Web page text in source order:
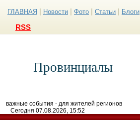
ГЛАВНАЯ Новости Фото Статьи Блоги
RSS
Провинциалы
важные события - для жителей регионов
Сегодня 07.08.2026, 15:52